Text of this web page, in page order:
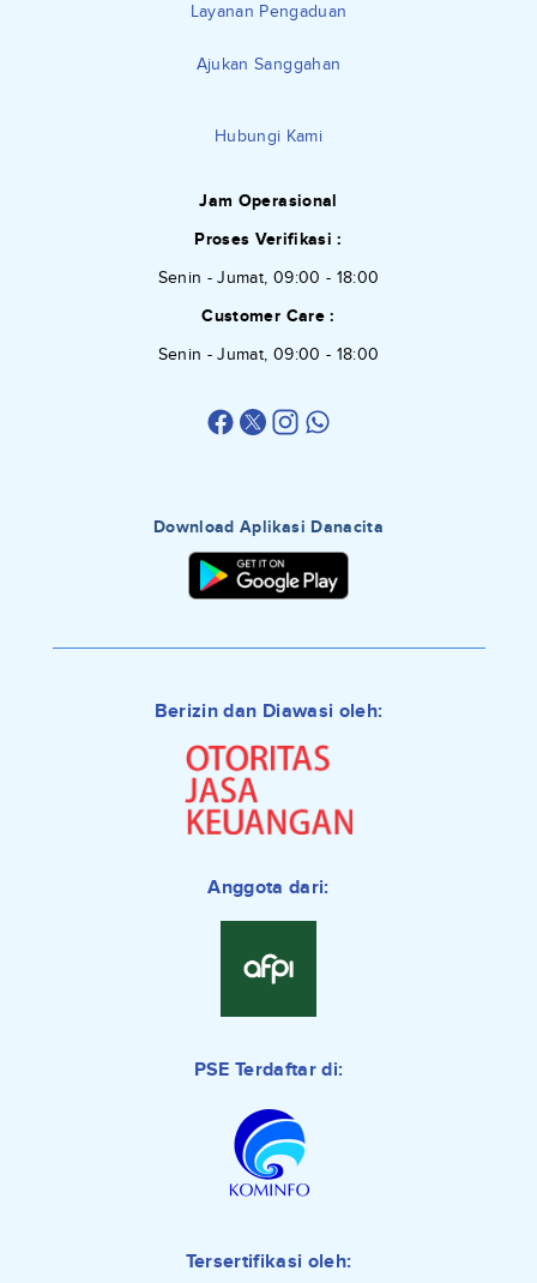
Layanan Pengaduan
Ajukan Sanggahan
Hubungi Kami
Jam Operasional
Proses Verifikasi :
Senin - Jumat, 09:00 - 18:00
Customer Care :
Senin - Jumat, 09:00 - 18:00
Download Aplikasi Danacita
Berizin dan Diawasi oleh:
Anggota dari:
PSE Terdaftar di:
Tersertifikasi oleh: